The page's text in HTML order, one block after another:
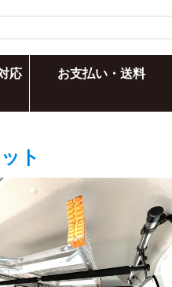
応
お支払い・送料
ト